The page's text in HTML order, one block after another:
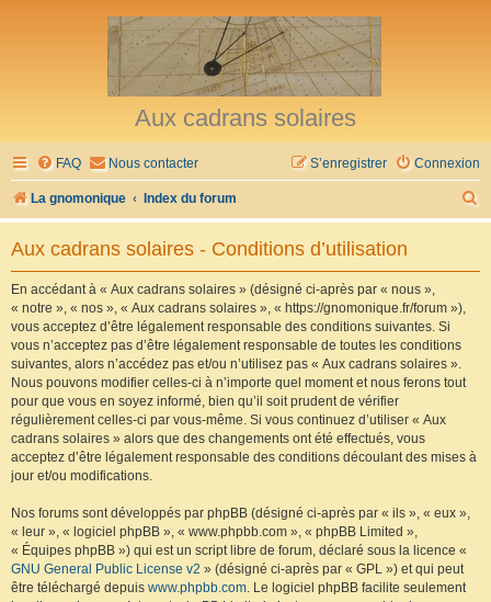
Aux cadrans solaires
FAQ Nous contacter Connexion
S’enregistrer
La gnomonique Index du forum
e
Aux cadrans solaires - Conditions d’utilisation
En accédant à « Aux cadrans solaires » (désigné ci-après par « nous »,
« notre », « nos », « Aux cadrans solaires », « https://gnomonique.fr/forum »),
vous acceptez d’être légalement responsable des conditions suivantes. Si
vous n’acceptez pas d’être légalement responsable de toutes les conditions
suivantes, alors n’accédez pas et/ou n’utilisez pas « Aux cadrans solaires ».
Nous pouvons modifier celles-ci à n’importe quel moment et nous ferons tout
pour que vous en soyez informé, bien qu’il soit prudent de vérifier
régulièrement celles-ci par vous-même. Si vous continuez d’utiliser « Aux
cadrans solaires » alors que des changements ont été effectués, vous
acceptez d’être légalement responsable des conditions découlant des mises à
jour et/ou modifications.
Nos forums sont développés par phpBB (désigné ci-après par « ils », « eux »,
« leur », « logiciel phpBB », « www.phpbb.com », « phpBB Limited »,
« Équipes phpBB ») qui est un script libre de forum, déclaré sous la licence «
GNU General Public License v2 » (désigné ci-après par « GPL ») et qui peut
être téléchargé depuis www.phpbb.com. Le logiciel phpBB facilite seulement